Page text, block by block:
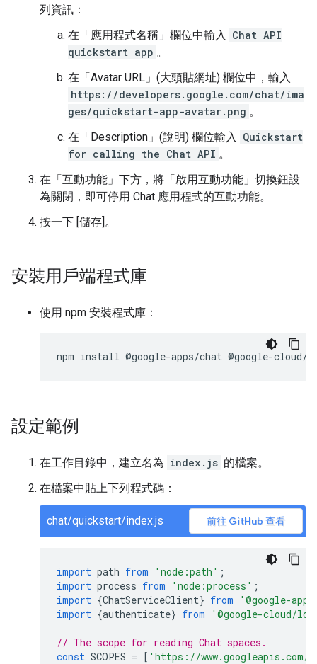
列資訊：
在「應用程式名稱」 欄位中輸入 Chat API
quickstart app 。
在「Avatar URL」(大頭貼網址) 欄位中，輸入
https://developers.google.com/chat/ima
ges/quickstart-app-avatar.png 。
在「Description」(說明) 欄位輸入 Quickstart
for calling the Chat API 。
在「互動功能」 下方，將「啟用互動功能」 切換鈕設
為關閉，即可停用 Chat 應用程式的互動功能。
按一下 [儲存]。
安裝用戶端程式庫
使用 npm 安裝程式庫：
設定範例
在工作目錄中，建立名為 index.js 的檔案。
在檔案中貼上下列程式碼：
chat/quickstart/index.js 前往 GitHub 查看
import path from 'node:path' ;
import process from 'node:process' ;
import {ChatServiceClient} from
'@google-
import {authenticate} from '@google-cloud/
// The scope for reading Chat spaces.
const SCOPES = [ 'https://www.googleapis.com/